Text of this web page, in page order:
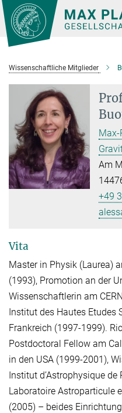
Hauptinhalt
Wissenschaftliche Mitglieder
Am
+49
Vita
Master in Physik (Laurea)
(1993), Promotion an der
Wissenschaftlerin am
Institut des Hautes Etudes
Frankreich (1997-1999).
Postdoctoral Fellow am
in den USA (1999-2001),
Institut d’Astrophysique
Laboratoire Astroparticule
(2005) – beides